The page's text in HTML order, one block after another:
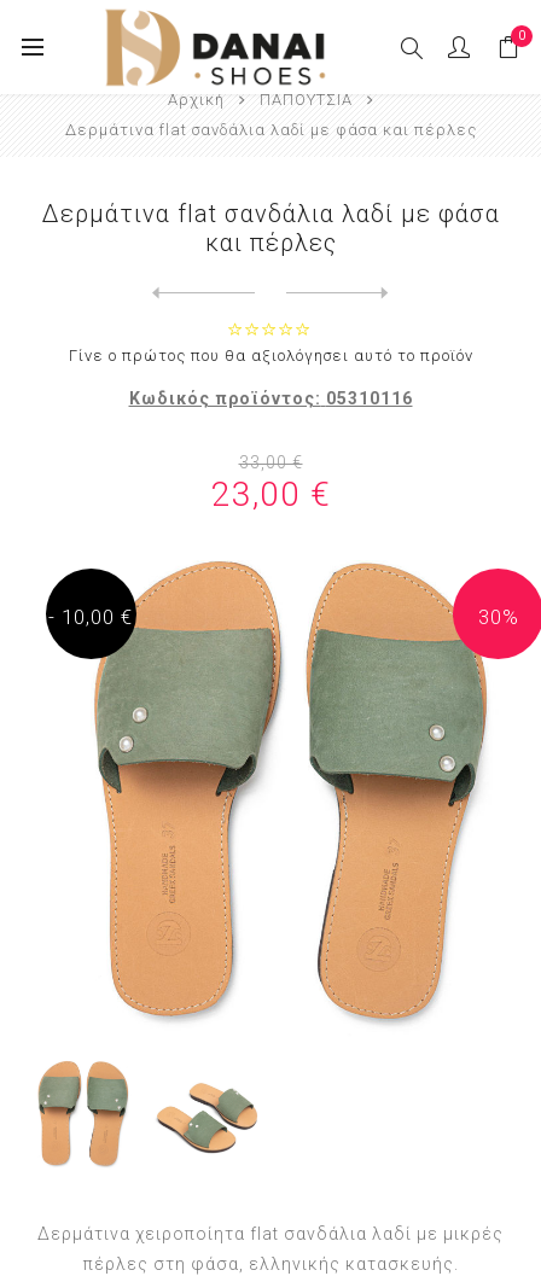
0
Αρχική
ΠΑΠΟΥΤΣΙΑ
Δερμάτινα flat σανδάλια λαδί με φάσα και πέρλες
30%
- 10,00 €
Δερμάτινα flat σανδάλια λαδί με φάσα
και πέρλες
Γίνε ο πρώτος που θα αξιολόγησει αυτό το προϊόν
Κωδικός προϊόντος: 05310116
33,00 €
23,00 €
Δερμάτινα χειροποίητα flat σανδάλια λαδί με μικρές
πέρλες στη φάσα, ελληνικής κατασκευής.